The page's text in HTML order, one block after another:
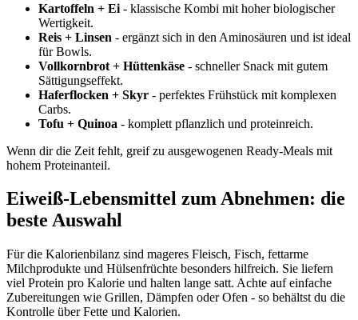
Kartoffeln + Ei - klassische Kombi mit hoher biologischer
Wertigkeit.
Reis + Linsen - ergänzt sich in den Aminosäuren und ist ideal
für Bowls.
Vollkornbrot + Hüttenkäse - schneller Snack mit gutem
Sättigungseffekt.
Haferflocken + Skyr - perfektes Frühstück mit komplexen
Carbs.
Tofu + Quinoa - komplett pflanzlich und proteinreich.
Wenn dir die Zeit fehlt, greif zu ausgewogenen Ready-Meals mit
hohem Proteinanteil.
Eiweiß-Lebensmittel zum Abnehmen: die
beste Auswahl
Für die Kalorienbilanz sind mageres Fleisch, Fisch, fettarme
Milchprodukte und Hülsenfrüchte besonders hilfreich. Sie liefern
viel Protein pro Kalorie und halten lange satt. Achte auf einfache
Zubereitungen wie Grillen, Dämpfen oder Ofen - so behältst du die
Kontrolle über Fette und Kalorien.